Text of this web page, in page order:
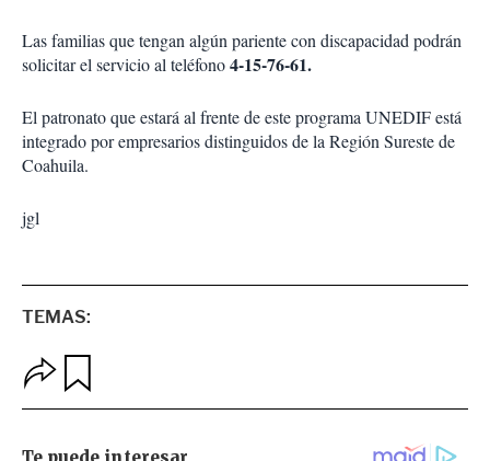
Las familias que tengan algún pariente con discapacidad podrán
solicitar el servicio al teléfono4-15-76-61.
El patronato que estará al frente de este programa UNEDIF está
integrado por empresarios distinguidos de la Región Sureste de
Coahuila.
jgl
TEMAS:
p